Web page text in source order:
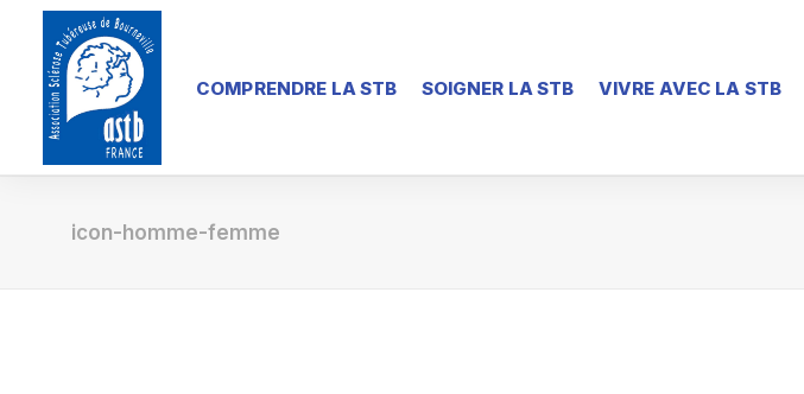
COMPRENDRE LA STB SOIGNER LA STB VIVRE AVEC LA STB
icon-homme-femme